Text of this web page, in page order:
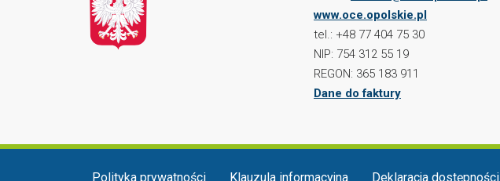
www.oce.opolskie.pl
tel.: +48 77 404 75 30
NIP: 754 312 55 19
REGON: 365 183 911
Dane do faktury
Polityka prywatności Klauzula informacyjna Deklaracja dostępności